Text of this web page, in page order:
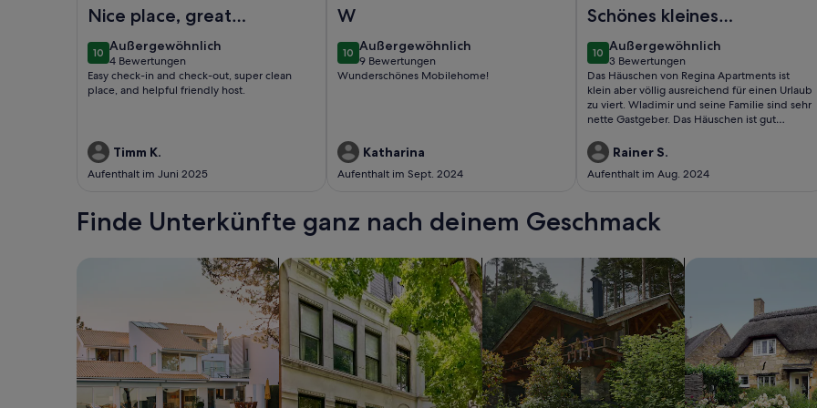
Nice place, great
location, kind host
1010 von 10
Außergewöhnlich
außergewöhnlich
4 Bewertungen
(4
bewertungen)
Easy check-in and check-out, super clean
place, and helpful friendly host.
Timm K.
Aufenthalt im Juni 2025
W
1010 von 10
Außergewöhnlich
außergewöhnlich
9 Bewertungen
(9
Wunderschönes Mobilehome!
Katharina
Aufenthalt im Sept. 2024
Schönes kleines
Häuschen in guter
Lage
1010 von 10
Außergewöhnlich
außergewöhnlich
3 Bewertungen
(3
bewertungen)
Das Häuschen von Regina Apartments ist
klein aber völlig ausreichend für einen Urlaub
zu viert. Wladimir und seine Familie sind sehr
nette Gastgeber. Das Häuschen ist gut
Bettwäsche wurde zwischendrin gewechselt.
Die Lage ist gut und ruhig, man ist nahe beim
Meer, hatte alle notwendigen Geschäfte in
Rainer S.
Aufenthalt im Aug. 2024
Finde Unterkünfte ganz nach deinem Geschmack
Suche nach Ferienhäusern Suche nach Ferienwohnungen oder Apartments
Suche nach Ferienhütten Suche nach